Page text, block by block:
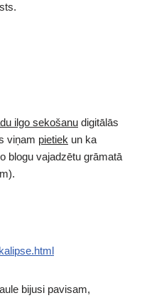
ilgo sekošanu digitālās
viņam pietiek un ka
blogu vajadzētu grāmatā
bijusi pavisam,